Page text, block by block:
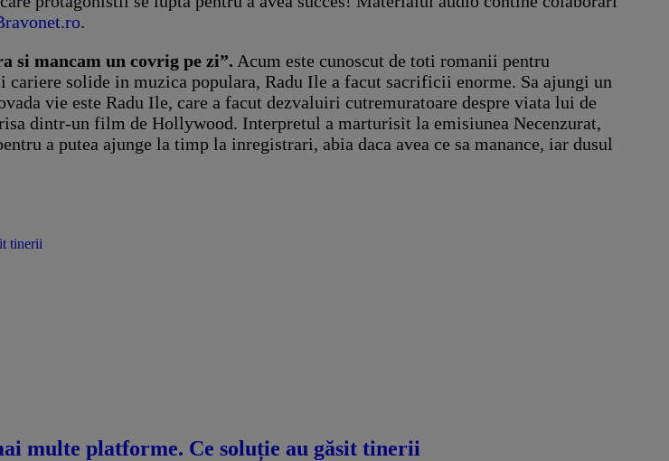
.
si mancam un covrig pe zi”. Acum este cunoscut de toti romanii pentru
cariere solide in muzica populara, Radu Ile a facut sacrificii enorme. Sa ajungi un
vie este Radu Ile, care a facut dezvaluiri cutremuratoare despre viata lui de
dintr-un film de Hollywood. Interpretul a marturisit la emisiunea Necenzurat,
a putea ajunge la timp la inregistrari, abia daca avea ce sa manance, iar dusul
tinerii
multe platforme. Ce soluție au găsit tinerii